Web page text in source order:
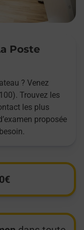
Poste
? Venez
Trouvez les
les plus
proposée